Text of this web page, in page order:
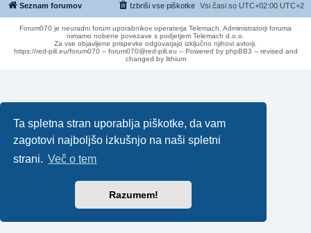
Ta spletna stran uporablja piškotke, da vam
zagotovi najboljšo izkušnjo na naši spletni
strani. Več o tem
Razumem!
Seznam forumov Vsi časi so UTC+02:00 UTC+2
Izbriši vse piškotke
Forum070 je neuradni forum uporabnikov operaterja Telemach. Administratorji foruma
nimamo nobene povezave s podjetjem Telemach d.o.o.
Za vse objavljene prispevke odgovarjajo izključno njihovi avtorji.
https://red-pill.eu/forum070 -- forum070@red-pill.eu -- Powered by phpBB3 -- revised and
changed by lithium